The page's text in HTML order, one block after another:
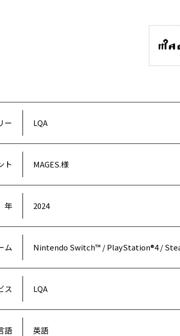
ー LQA
ト MAGES.様
年 2024
ム Nintendo Switch™ / PlayStation®4 /
ス LQA
語 英語